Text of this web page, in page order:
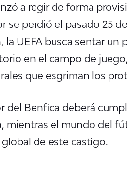
a regir de forma
se perdió el pasado 25
la UEFA busca sentar un
en el campo de
que esgriman los
del Benfica deberá
mientras el mundo del
de este castigo.